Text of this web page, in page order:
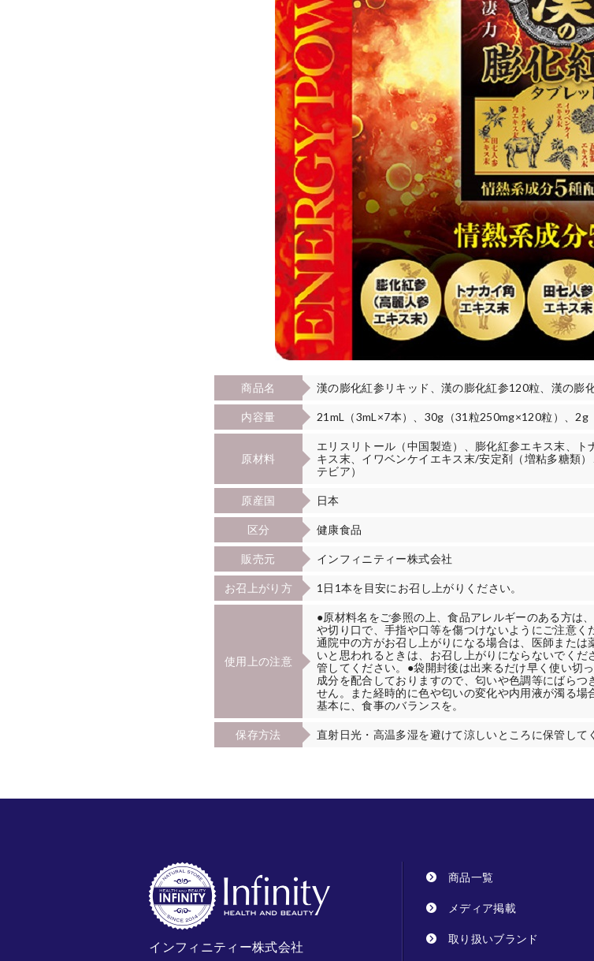
商品名 漢の膨化紅参リキッド、漢の膨化紅参120粒、漢の膨
内容量 21mL（3mL×7本）、30g（31粒250mg×120粒）、2g
原材料
エリスリトール（中国製造）、膨化紅参エキス末、
キス末、イワベンケイエキス末/安定剤（増粘多糖類
テビア）
原産国 日本
区分 健康食品
販売元 インフィニティー株式会社
お召上がり方 1日1本を目安にお召し上がりください。
使用上の注意
●原材料名をご参照の上、食品アレルギーのある方は
や切り口で、手指や口等を傷つけないようにご注意
通院中の方がお召し上がりになる場合は、医師また
いと思われるときは、お召し上がりにならないでく
管してください。●袋開封後は出来るだけ早く使い切
成分を配合しておりますので、匂いや色調等にばら
せん。また経時的に色や匂いの変化や内用液が濁る
基本に、食事のバランスを。
保存方法 直射日光・高温多湿を避けて涼しいところに保管して
インフィニティー株式会社
商品一覧
メディア掲載
取り扱いブランド